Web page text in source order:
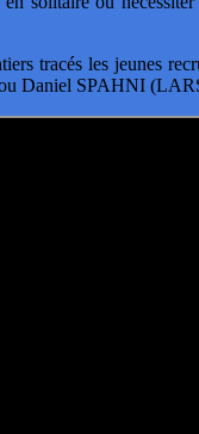
tracés les jeunes
Daniel SPAHNI